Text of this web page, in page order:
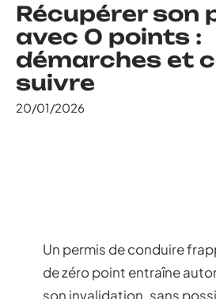
Récupérer son
avec 0 points :
démarches et
suivre
20/01/2026
Un permis de conduire
de zéro point entraîne
son invalidation, sans